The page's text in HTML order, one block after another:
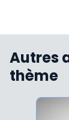
Autres
thème